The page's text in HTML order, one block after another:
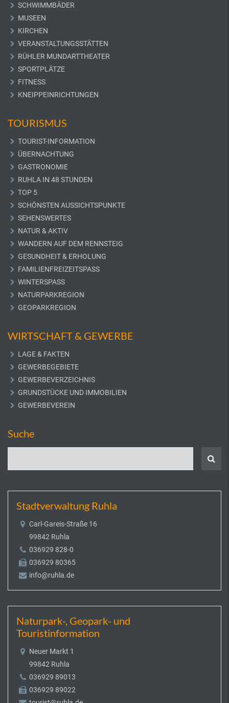
SCHWIMMBÄDER
MUSEEN
KIRCHEN
VERANSTALTUNGSSTÄTTEN
RÜHLER MUNDARTTHEATER
SPORTPLÄTZE
FITNESS
KNEIPPEINRICHTUNGEN
TOURISMUS
TOURIST-INFORMATION
ÜBERNACHTUNG
GASTRONOMIE
RUHLA IN 48 STUNDEN
TOP 5
SCHÖNSTEN AUSSICHTSPUNKTE
SEHENSWERTES
NATUR & AKTIV
WANDERN AUF DEM RENNSTEIG
GESUNDHEIT & ERHOLUNG
FAMILIENFREIZEITSPASS
WINTERSPASS
NATURPARKREGION
GEOPARKREGION
WIRTSCHAFT & GEWERBE
LAGE & FAKTEN
GEWERBEGEBIETE
GEWERBEVERZEICHNIS
GRUNDSTÜCKE UND IMMOBILIEN
GEWERBEVEREIN
Suche
Stadtverwaltung Ruhla
Carl-Gareis-Straße 16
99842 Ruhla
036929 828-0
036929 80365
info@ruhla.de
Naturpark-, Geopark- und
Touristinformation
Neuer Markt 1
99842 Ruhla
036929 89013
036929 89022